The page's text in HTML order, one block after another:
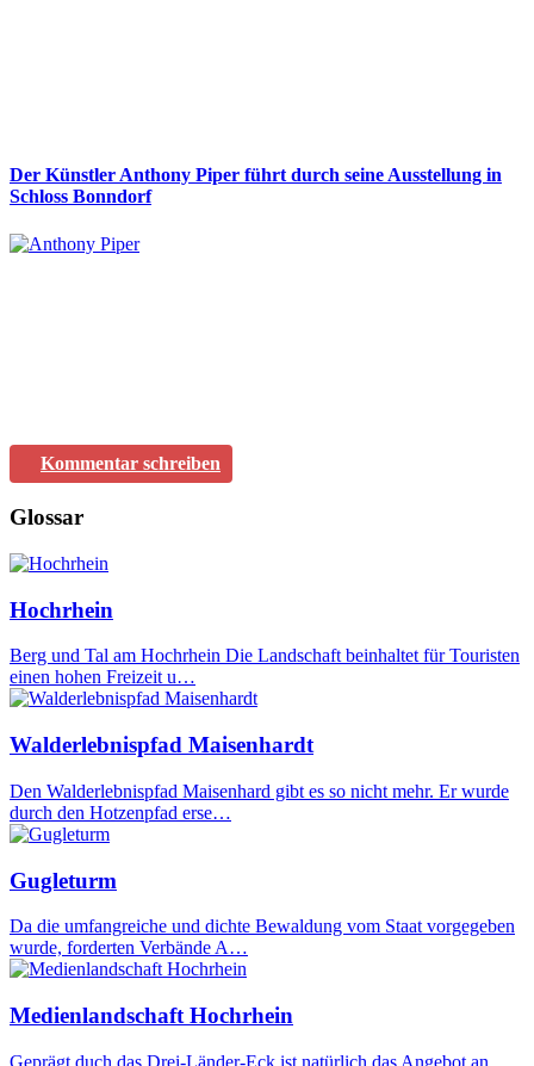
Der Künstler Anthony Piper führt durch seine Ausstellung in
Schloss Bonndorf
Kommentar schreiben
Glossar
Hochrhein
Berg und Tal am Hochrhein Die Landschaft beinhaltet für Touristen
einen hohen Freizeit u…
Walderlebnispfad Maisenhardt
Den Walderlebnispfad Maisenhard gibt es so nicht mehr. Er wurde
durch den Hotzenpfad erse…
Gugleturm
Da die umfangreiche und dichte Bewaldung vom Staat vorgegeben
wurde, forderten Verbände A…
Medienlandschaft Hochrhein
Geprägt duch das Drei-Länder-Eck ist natürlich das Angebot an